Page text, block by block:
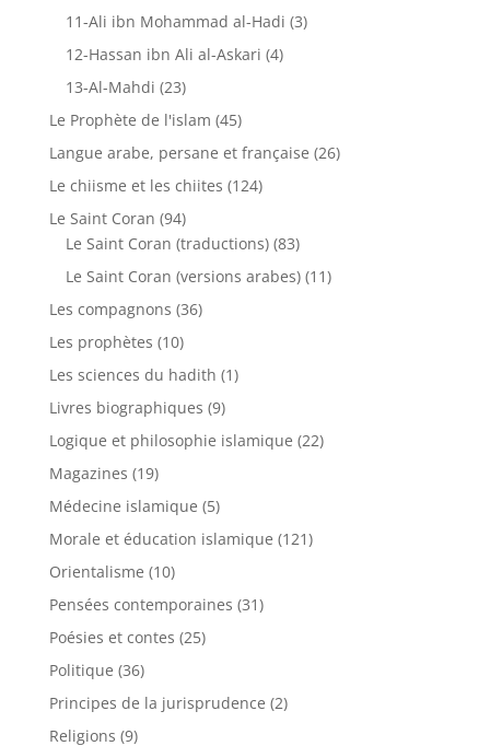
11-Ali ibn Mohammad al-Hadi (3)
12-Hassan ibn Ali al-Askari (4)
13-Al-Mahdi (23)
Le Prophète de l'islam (45)
Langue arabe, persane et française (26)
Le chiisme et les chiites (124)
Le Saint Coran (94)
Le Saint Coran (traductions) (83)
Le Saint Coran (versions arabes) (11)
Les compagnons (36)
Les prophètes (10)
Les sciences du hadith (1)
Livres biographiques (9)
Logique et philosophie islamique (22)
Magazines (19)
Médecine islamique (5)
Morale et éducation islamique (121)
Orientalisme (10)
Pensées contemporaines (31)
Poésies et contes (25)
Politique (36)
Principes de la jurisprudence (2)
Religions (9)